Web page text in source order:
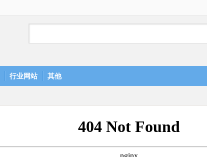
行业网站 其他